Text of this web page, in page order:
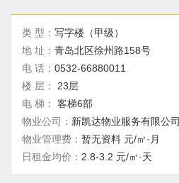
类 型： 写字楼（甲级）
地 址： 青岛北区徐州路158号
电 话： 0532-66880011
楼 层：
23层
电 梯：
客梯6部
物业公司： 新凯达物业服务有限公司
物业管理费： 暂无资料 元/㎡·月
日租金均价： 2.8-3.2 元/㎡·天